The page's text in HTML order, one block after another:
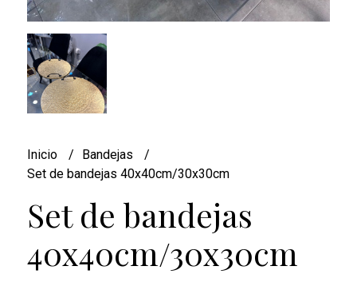
Inicio
Bandejas
Set de bandejas 40x40cm/30x30cm
Set de bandejas
40x40cm/30x30cm